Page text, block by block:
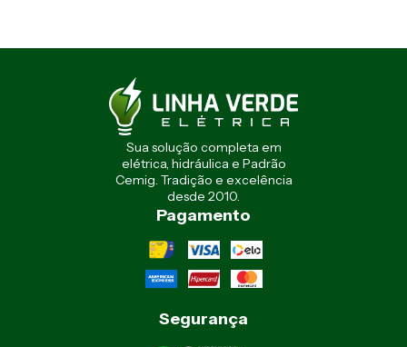
Sua solução completa em
elétrica, hidráulica e Padrão
Cemig. Tradição e excelência
desde 2010.
Pagamento
Segurança